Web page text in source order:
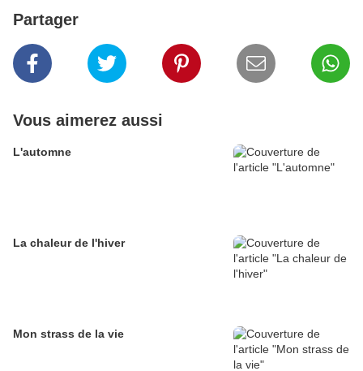
Partager
Vous aimerez aussi
L'automne
La chaleur de l'hiver
Mon strass de la vie